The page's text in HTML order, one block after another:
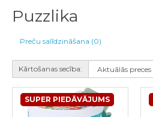
Puzzlika
Preču salīdzināšana (0)
Kārtošanas secība:
SUPER PIEDĀVĀJUMS